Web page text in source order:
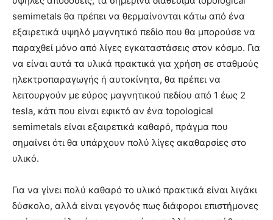
semimetals θα πρέπει να θερμαίνονται κάτω από ένα
εξαιρετικά υψηλό μαγνητικό πεδίο που θα μπορούσε να
παραχθεί μόνο από λίγες εγκαταστάσεις στον κόσμο. Για
να είναι αυτά τα υλικά πρακτικά για χρήση σε σταθμούς
ηλεκτροπαραγωγής ή αυτοκίνητα, θα πρέπει να
λειτουργούν με εύρος μαγνητικού πεδίου από 1 έως 2
tesla, κάτι που είναι εφικτό αν ένα topological
semimetals είναι εξαιρετικά καθαρό, πράγμα που
σημαίνει ότι θα υπάρχουν πολύ λίγες ακαθαρσίες στο
υλικό.
Για να γίνει πολύ καθαρό το υλικό πρακτικά είναι λιγάκι
δύσκολο, αλλά είναι γεγονός πως διάφοροι επιστήμονες